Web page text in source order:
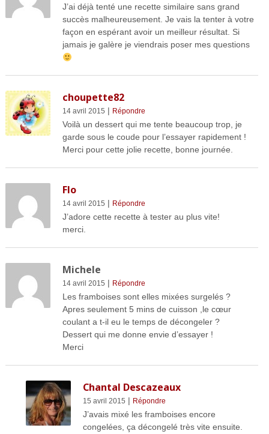
J’ai déjà tenté une recette similaire sans grand
succès malheureusement. Je vais la tenter à votre
façon en espérant avoir un meilleur résultat. Si
jamais je galère je viendrais poser mes questions
choupette82
14 avril 2015 | Répondre
Voilà un dessert qui me tente beaucoup trop, je
garde sous le coude pour l’essayer rapidement !
Merci pour cette jolie recette, bonne journée.
Flo
14 avril 2015 | Répondre
J’adore cette recette à tester au plus vite!
merci.
Michele
14 avril 2015 | Répondre
Les framboises sont elles mixées surgelés ?
Apres seulement 5 mins de cuisson ,le cœur
coulant a t-il eu le temps de décongeler ?
Dessert qui me donne envie d’essayer !
Merci
Chantal Descazeaux
15 avril 2015 | Répondre
J’avais mixé les framboises encore
congelées, ça décongelé très vite ensuite.